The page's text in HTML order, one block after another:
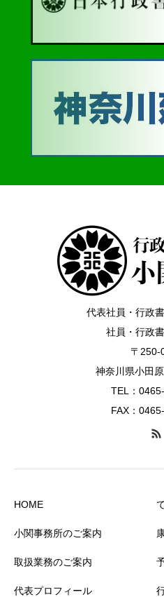
代表社員・行政
社員・行政
〒250-
神奈川県小田
TEL：
FAX：
HOME
小関事務所のご案内
取扱業務のご案内
代表プロフィール